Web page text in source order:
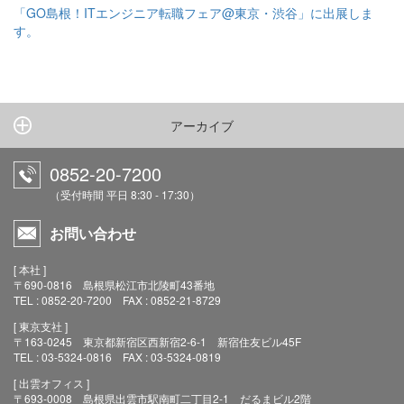
「GO島根！ITエンジニア転職フェア@東京・渋谷」に出展しま
す。
アーカイブ
0852-20-7200
（受付時間 平日 8:30 - 17:30）
お問い合わせ
[ 本社 ]
〒690-0816 島根県松江市北陵町43番地
TEL : 0852-20-7200 FAX : 0852-21-8729
[ 東京支社 ]
〒163-0245 東京都新宿区西新宿2-6-1 新宿住友ビル45F
TEL : 03-5324-0816 FAX : 03-5324-0819
[ 出雲オフィス ]
〒693-0008 島根県出雲市駅南町二丁目2-1 だるまビル2階